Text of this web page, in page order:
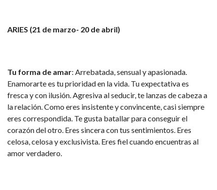
ARIES (21 de marzo- 20 de abril)
Tu forma de amar: Arrebatada, sensual y apasionada.
Enamorarte es tu prioridad en la vida. Tu expectativa es
fresca y con ilusión. Agresiva al seducir, te lanzas de cabeza a
la relación. Como eres insistente y convincente, casi siempre
eres correspondida. Te gusta batallar para conseguir el
corazón del otro. Eres sincera con tus sentimientos. Eres
celosa, celosa y exclusivista. Eres fiel cuando encuentras al
amor verdadero.